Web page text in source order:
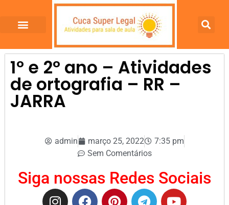
1º e 2º ano – Atividades
de ortografia – RR –
JARRA
admin março 25, 2022
7:35 pm
Sem Comentários
Siga nossas Redes Sociais